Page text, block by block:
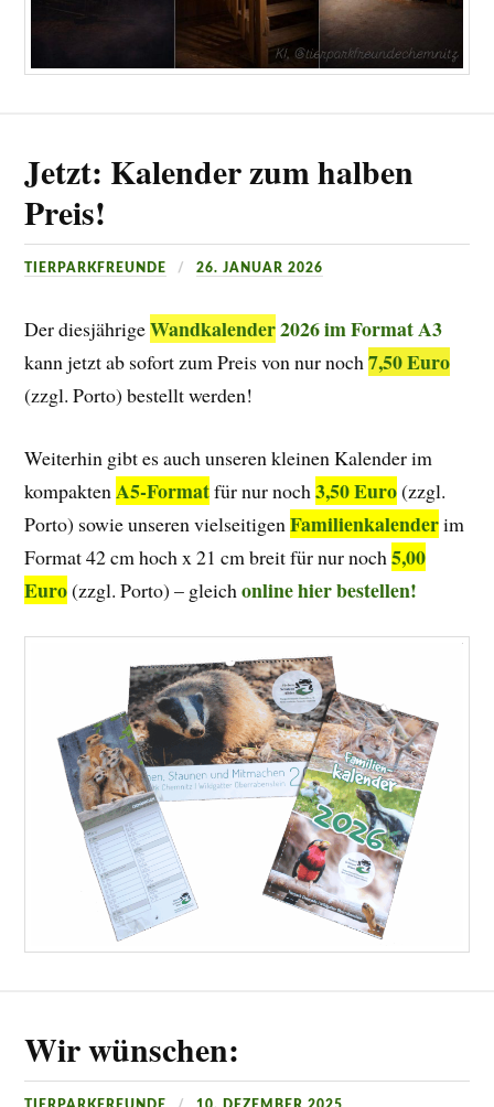
Jetzt: Kalender zum halben
Preis!
TIERPARKFREUNDE 26. JANUAR 2026
Der diesjährigeWandkalender2026 im Format A3
kann jetzt ab sofort zum Preis von nur noch7,50 Euro
(zzgl. Porto) bestellt werden!
Weiterhin gibt es auch unseren kleinen Kalender im
kompaktenA5-Formatfür nur noch3,50 Euro(zzgl.
Porto) sowie unseren vielseitigenFamilienkalenderim
Format 42 cm hoch x 21 cm breit für nur noch5,00
Euro(zzgl. Porto) – gleichonline hier bestellen!
Wir wünschen: